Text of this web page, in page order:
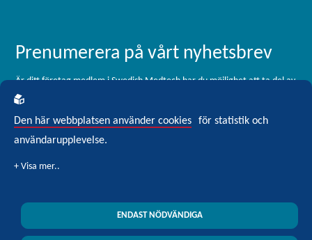
Prenumerera på vårt nyhetsbrev
Är ditt företag medlem i Swedish Medtech har du möjlighet att ta del av
vårt medlemsbrev, som skickas ut 11 gånger per år. För dig som är
intresserad av branschen men inte är medlem är du välkommen att
registrera dig för vårt externa nyhetsbrev Blickfång Medtech.
Klicka här för att prenumerera
Den här webbplatsen använder cookies
för statistik och
användarupplevelse.
ENDAST NÖDVÄNDIGA